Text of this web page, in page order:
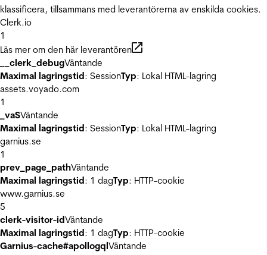
klassificera, tillsammans med leverantörerna av enskilda cookies.
Clerk.io
1
Läs mer om den här leverantören
__clerk_debugVäntande
Maximal lagringstid: SessionTyp: Lokal HTML-lagring
assets.voyado.com
1
_vaSVäntande
Maximal lagringstid: SessionTyp: Lokal HTML-lagring
garnius.se
1
prev_page_pathVäntande
Maximal lagringstid: 1 dagTyp: HTTP-cookie
www.garnius.se
5
clerk-visitor-idVäntande
Maximal lagringstid: 1 dagTyp: HTTP-cookie
Garnius-cache#apollogqlVäntande